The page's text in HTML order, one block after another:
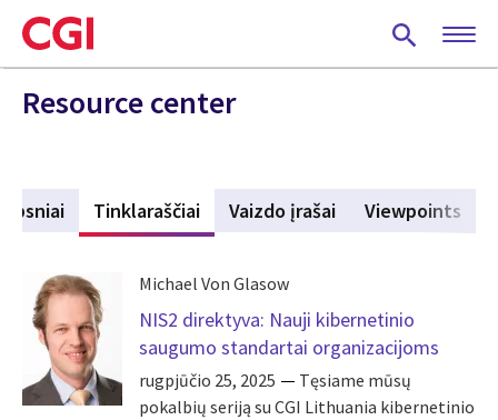
Skip
to
main
content
Resource center
Tinklaraščiai (active tab)
Vaizdo įrašai Viewpoints
Michael Von Glasow
NIS2 direktyva: Nauji kibernetinio
saugumo standartai organizacijoms
rugpjūčio 25, 2025
Tęsiame mūsų
pokalbių seriją su CGI Lithuania kibernetinio